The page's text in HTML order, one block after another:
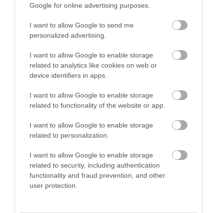
Google for online advertising purposes.
I want to allow Google to send me
personalized advertising.
I want to allow Google to enable storage
related to analytics like cookies on web or
device identifiers in apps.
I want to allow Google to enable storage
related to functionality of the website or app.
I want to allow Google to enable storage
related to personalization.
I want to allow Google to enable storage
related to security, including authentication
functionality and fraud prevention, and other
user protection.
Ļebedevs pēc “Grand Prix” Rīgā
neslēpj vilšanos: “Mājās finālam
bija jābūt kā minimums”